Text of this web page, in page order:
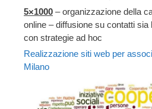
5×1000 – organizzazione della
online – diffusione su contatti
con strategie ad hoc
Realizzazione siti web per
Milano